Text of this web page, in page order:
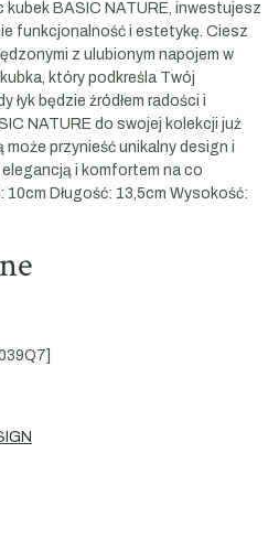
kubek BASIC NATURE, inwestujesz
funkcjonalność i estetykę. Ciesz
z ulubionym napojem w
który podkreśla Twój
łyk będzie źródłem radości i
NATURE do swojej kolekcji już
może przynieść unikalny design i
i komfortem na co
Długość: 13,5cm Wysokość: